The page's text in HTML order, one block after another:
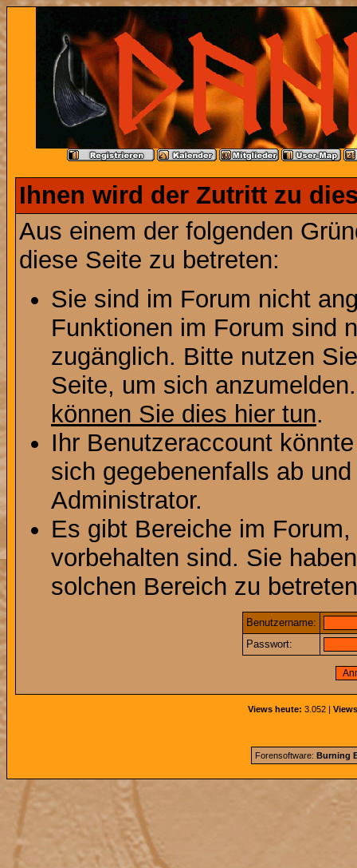
Ihnen wird der Zutritt zu
Aus einem der folgenden
diese Seite zu betreten:
Sie sind im Forum nicht
Funktionen im Forum sind
zugänglich. Bitte nutzen
Seite, um sich
können Sie dies hier tun.
Ihr Benutzeraccount
sich gegebenenfalls ab
Administrator.
Es gibt Bereiche im
vorbehalten sind. Sie
solchen Bereich zu
Benutzername:
Passwort:
Views heute: 3.052 |
Forensoftware: Burning